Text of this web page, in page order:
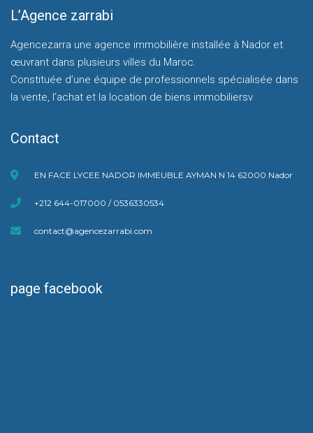
L’Agence zarrabi
Agencezarra une agence immobilière installée à Nador et
œuvrant dans plusieurs villes du Maroc.
Constituée d’une équipe de professionnels spécialisée dans
la vente, l’achat et la location de biens immobiliersv
Contact
EN FACE LYCEE NADOR IMMEUBLE AYMAN N 14 62000 Nador
+212 644-017000 / 0536330534
contact@agencezarrabi.com
page facebook